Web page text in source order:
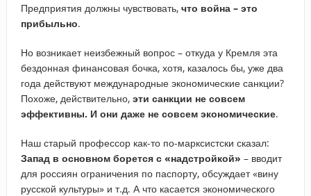
Предприятия должны чувствовать, что война – это
прибыльно.
Но возникает неизбежный вопрос – откуда у Кремля эта
бездонная финансовая бочка, хотя, казалось бы, уже два
года действуют международные экономические санкции?
Похоже, действительно, эти санкции не совсем
эффективны. И они даже не совсем экономические.
Наш старый профессор как-то по-марксистски сказал:
Запад в основном борется с «надстройкой» – вводит
для россиян ограничения по паспорту, обсуждает «вину
русской культуры» и т.д. А что касается экономического